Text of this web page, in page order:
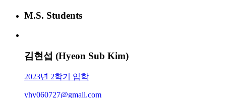
M.S. Students
김현섭 (Hyeon Sub Kim)
2023년 2학기 입학
yhy060727@gmail.com